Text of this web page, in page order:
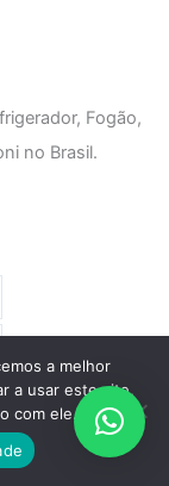
Fogão,
no Brasil.
a melhor
a usar este site,
com ele.